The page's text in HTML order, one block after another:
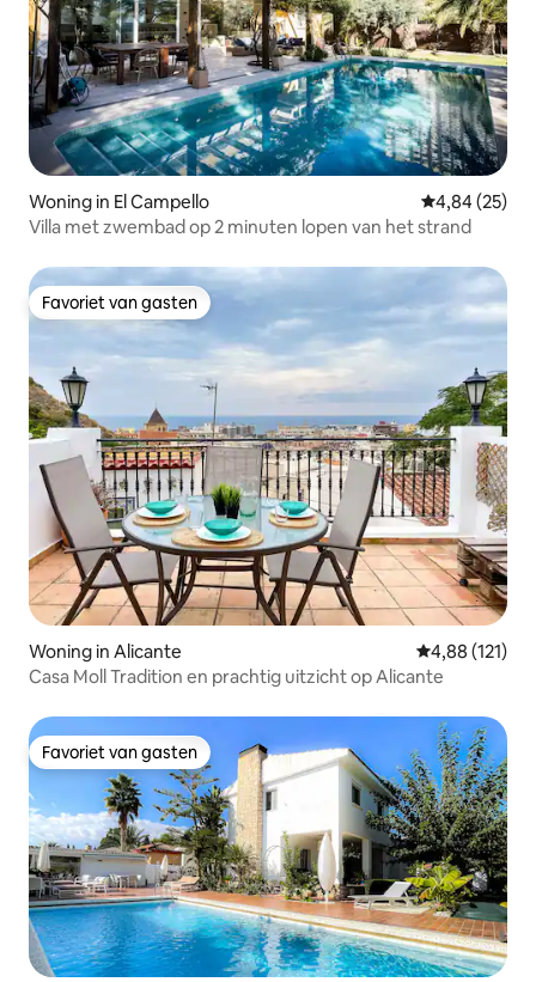
Woning in El Campello Gemiddelde
4,84 (25)
Villa met zwembad op 2 minuten lopen van het strand
Favoriet van gasten
Favoriet van gasten
Woning in Alicante Gemiddelde
4,88 (121)
Casa Moll Tradition en prachtig uitzicht op Alicante
Favoriet van gasten
Favoriet van gasten